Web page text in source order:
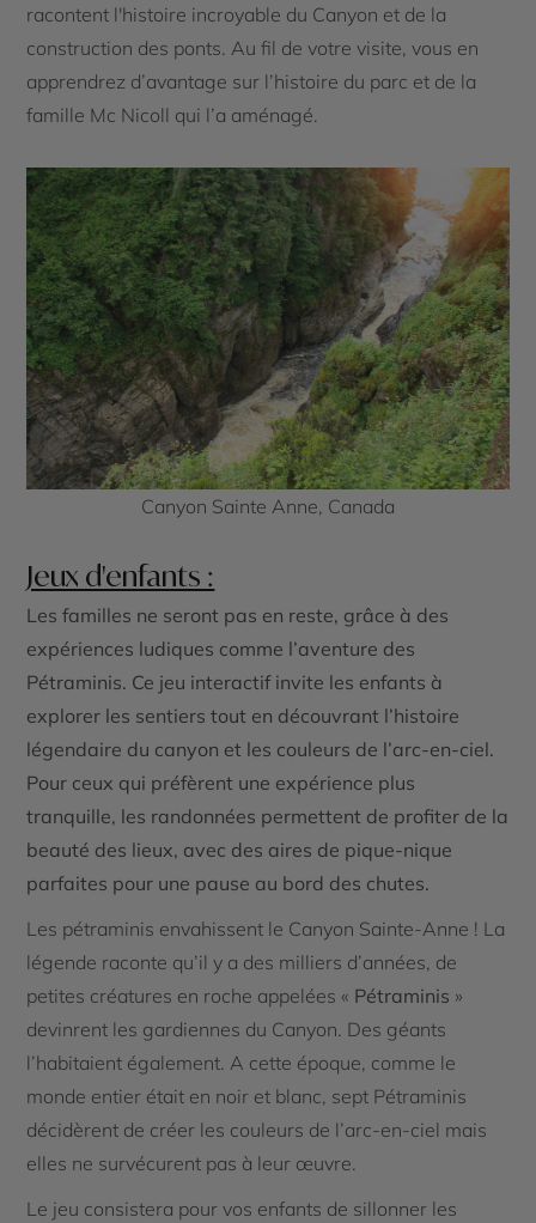
racontent l'histoire incroyable du Canyon et de la
construction des ponts. Au fil de votre visite, vous en
apprendrez d’avantage sur l’histoire du parc et de la
famille Mc Nicoll qui l’a aménagé.
Canyon Sainte Anne, Canada
Jeux d'enfants :
Les familles ne seront pas en reste, grâce à des
expériences ludiques comme l’aventure des
Pétraminis. Ce jeu interactif invite les enfants à
explorer les sentiers tout en découvrant l’histoire
légendaire du canyon et les couleurs de l’arc-en-ciel.
Pour ceux qui préfèrent une expérience plus
tranquille, les randonnées permettent de profiter de la
beauté des lieux, avec des aires de pique-nique
parfaites pour une pause au bord des chutes.
Les pétraminis envahissent le Canyon Sainte-Anne ! La
légende raconte qu’il y a des milliers d’années, de
petites créatures en roche appelées « Pétraminis »
devinrent les gardiennes du Canyon. Des géants
l’habitaient également. A cette époque, comme le
monde entier était en noir et blanc, sept Pétraminis
décidèrent de créer les couleurs de l’arc-en-ciel mais
elles ne survécurent pas à leur œuvre.
Le jeu consistera pour vos enfants de sillonner les